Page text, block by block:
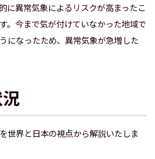
に異常気象によるリスクが高まったこ
。今まで気が付けていなかった地域で
になったため、異常気象が急増した
世界と日本の視点から解説いたしま